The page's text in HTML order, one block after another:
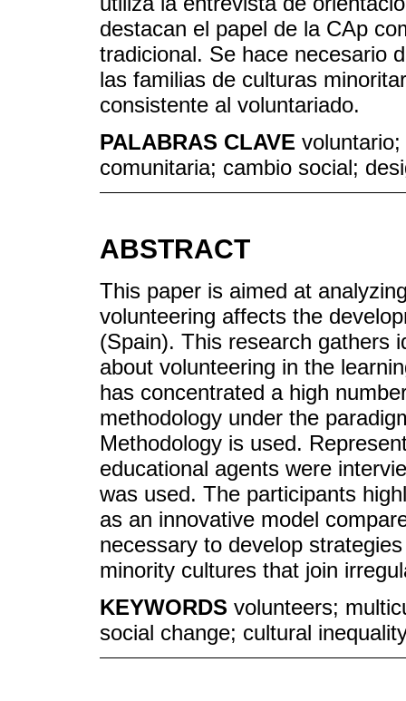
destacan el papel de la CAp
tradicional. Se hace necesario
las familias de culturas
consistente al voluntariado.
PALABRAS CLAVE
comunitaria; cambio social;
ABSTRACT
This paper is aimed at
volunteering affects the
(Spain). This research gathers
about volunteering in the
has concentrated a high
methodology under the
Methodology is used.
educational agents were
was used. The participants
as an innovative model
necessary to develop
minority cultures that join
KEYWORDS volunteers;
social change; cultural